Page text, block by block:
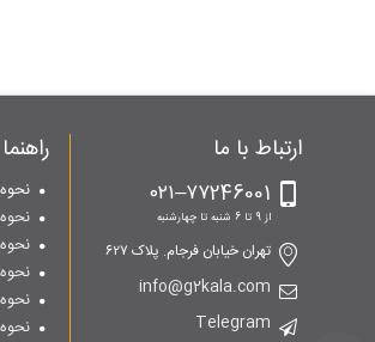
ارتباط با ما
۷۷246001–۰۲۱
از 9 تا 6 شنبه تا چهارشنبه
تهران خیابان فرجام. پلاک ۶۲۷
info@g2kala.com
Telegram